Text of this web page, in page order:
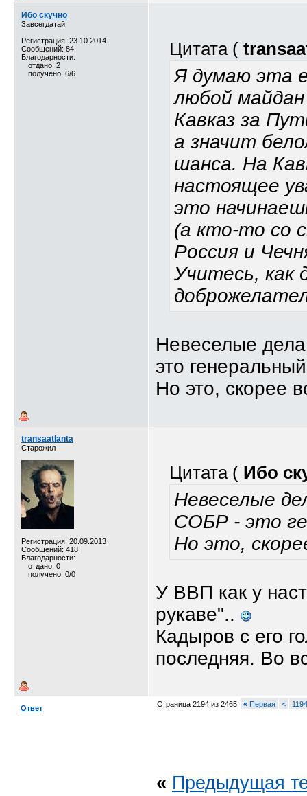
Ибо скучно
Завсегдатай
Регистрация: 23.10.2014
Сообщений: 84
Благодарности:
отдано: 2
получено: 6/6
Цитата (
Я думаю эта
любой
Кавказ за
а значит
шанса. На
настоящее
это
(а кто-то со
Россия и
Учитесь, как
Невеселые
это
Но это, скорее
transaatlanta
Старожил
Регистрация: 20.09.2013
Сообщений: 418
Благодарности:
отдано: 0
получено: 0/0
Цитата ( Ибо
Невеселые
СОБР - это
Но это,
У ВВП как у
рукаве"..
Кадыров с его
последняя. Во
Ответ Страница 2194 из 2465 « Первая < 1194
« Предыдущая